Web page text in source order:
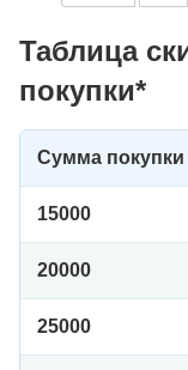
Таблица
покупки*
Сумма покупки
15000
20000
25000